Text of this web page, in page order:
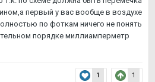
первый у вас вообще в воздухе
по фоткам ничего не понять
порядке миллиамперметр
1 1